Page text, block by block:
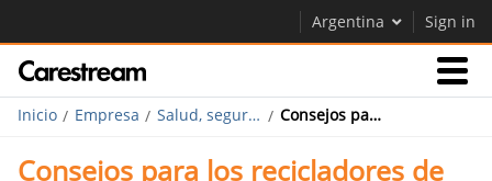
Argentina Sign in
Empresas
Inicio Empresa Salud, seguridad y medioambiente Consejos para los recicladores de equipos
Consejos para los recicladores de